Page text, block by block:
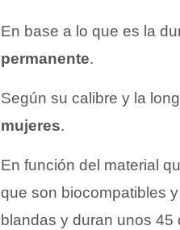
En base a lo que es la
permanente.
Según su calibre y la
mujeres.
En función del material
que son biocompatibles
blandas y duran unos 45